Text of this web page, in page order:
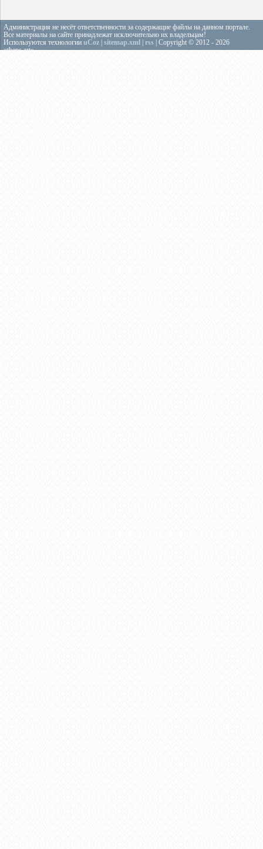
Администрация не несёт ответственности за содержащие файлы на данном портале.
Все материалы на сайте принадлежат исключительно их владельцам!
Используются технологии uCoz sitemap.xml rss | Copyright © 2012 - 2026
«theps.art»